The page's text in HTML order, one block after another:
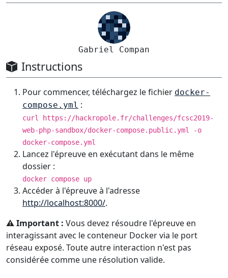
Gabriel Compan
Instructions
Pour commencer, téléchargez le fichier docker-
compose.yml :
curl https://hackropole.fr/challenges/fcsc2019-
web-php-sandbox/docker-compose.public.yml -o
docker-compose.yml
Lancez l'épreuve en exécutant dans le même
dossier :
docker compose up
Accéder à l'épreuve à l'adresse
http://localhost:8000/.
⚠️ Important : Vous devez résoudre l'épreuve en
interagissant avec le conteneur Docker via le port
réseau exposé. Toute autre interaction n'est pas
considérée comme une résolution valide.